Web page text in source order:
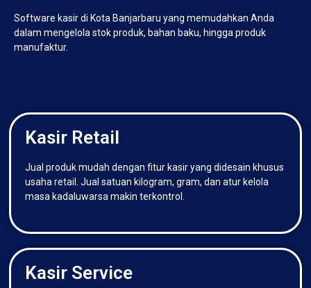
Software kasir di Kota Banjarbaru yang memudahkan Anda
dalam mengelola stok produk, bahan baku, hingga produk
manufaktur.
Kasir Retail
Jual produk mudah dengan fitur kasir yang didesain khusus
usaha retail. Jual satuan kilogram, gram, dan atur kelola
masa kadaluwarsa makin terkontrol.
Kasir Service